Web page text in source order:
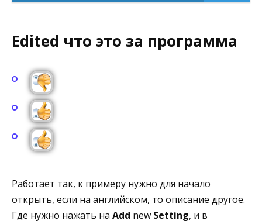
Edited что это за программа
Работает так, к примеру нужно для начало
открыть, если на английском, то описание другое.
Где нужно нажать на Add new Setting, и в